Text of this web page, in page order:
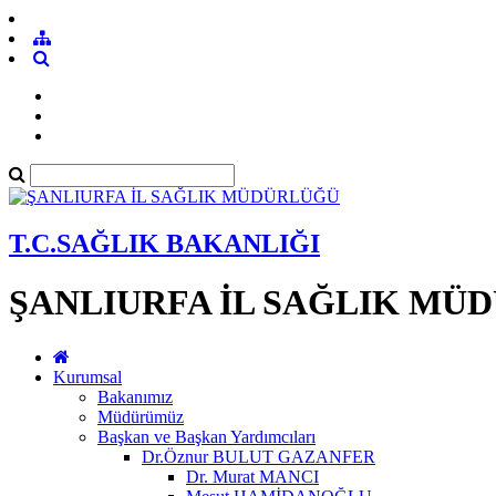
T.C.SAĞLIK BAKANLIĞI
ŞANLIURFA İL SAĞLIK
Kurumsal
Bakanımız
Müdürümüz
Başkan ve Başkan Yardımcıları
Dr.Öznur BULUT GAZANFER
Dr. Murat MANCI